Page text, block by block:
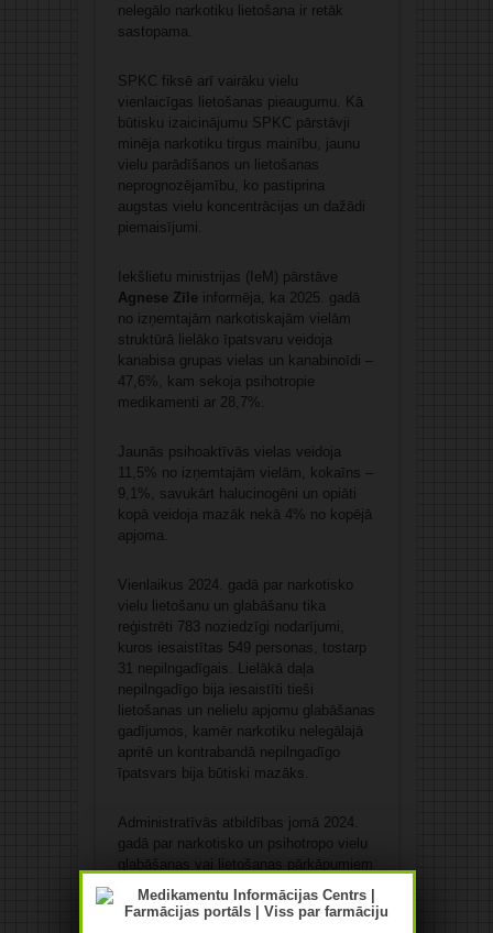
nelegālo narkotiku lietošana ir retāk
sastopama.
SPKC fiksē arī vairāku vielu
vienlaicīgas lietošanas pieaugumu. Kā
būtisku izaicinājumu SPKC pārstāvji
minēja narkotiku tirgus mainību, jaunu
vielu parādīšanos un lietošanas
neprognozējamību, ko pastiprina
augstas vielu koncentrācijas un dažādi
piemaisījumi.
Iekšlietu ministrijas (IeM) pārstāve
Agnese Zīle informēja, ka 2025. gadā
no izņemtajām narkotiskajām vielām
struktūrā lielāko īpatsvaru veidoja
kanabisa grupas vielas un kanabinoīdi –
47,6%, kam sekoja psihotropie
medikamenti ar 28,7%.
Jaunās psihoaktīvās vielas veidoja
11,5% no izņemtajām vielām, kokaīns –
9,1%, savukārt halucinogēni un opiāti
kopā veidoja mazāk nekā 4% no kopējā
apjoma.
Vienlaikus 2024. gadā par narkotisko
vielu lietošanu un glabāšanu tika
reģistrēti 783 noziedzīgi nodarījumi,
kuros iesaistītas 549 personas, tostarp
31 nepilngadīgais. Lielākā daļa
nepilngadīgo bija iesaistīti tieši
lietošanas un nelielu apjomu glabāšanas
gadījumos, kamēr narkotiku nelegālajā
apritē un kontrabandā nepilngadīgo
īpatsvars bija būtiski mazāks.
Administratīvās atbildības jomā 2024.
gadā par narkotisko un psihotropo vielu
glabāšanas vai lietošanas pārkāpumiem
pilngadīgas personas – 83,3%, savukārt